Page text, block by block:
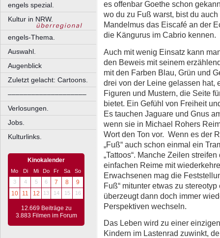
engels spezial.
Kultur in NRW.
engels-Thema.
Auswahl.
Augenblick
Zuletzt gelacht: Cartoons.
––––––––––––––––––––
Verlosungen.
Jobs.
Kulturlinks.
Kinokalender
Mo Di Mi Do Fr Sa
So
3
4 5 6 7 8
9
10
11 12 13 14 15 16
12.669 Beiträge zu
3.883 Filmen im Forum
es offenbar Goethe schon
wo du zu Fuß warst, bist du
Mandelmus das Eiscafé an der
die Kängurus im Cabrio kennen.
Auch mit wenig Einsatz kann
den Beweis mit seinem
mit den Farben Blau, Grün und
drei von der Leine gelassen hat,
Figuren und Mustern, die Seite
bietet. Ein Gefühl von Freiheit
Es tauchen Jaguare und Gnus
wenn sie in Michael Rohers
Wort den Ton vor. Wenn es der
„Fuß“ auch schon einmal ein
„Tattoos“. Manche Zeilen
einfachen Reime mit
Erwachsenen mag die
Fuß“ mitunter etwas zu
überzeugt dann doch immer
Perspektiven wechseln.
Das Leben wird zu einer
Kindern im Lastenrad zuwinkt,